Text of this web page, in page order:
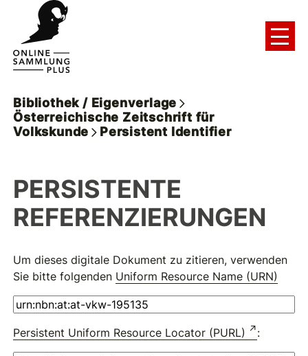
Bibliothek / Eigenverlage
Österreichische Zeitschrift für
Volkskunde
Persistent Identifier
PERSISTENTE
REFERENZIERUNGEN
Um dieses digitale Dokument zu zitieren, verwenden
Sie bitte folgenden Uniform Resource Name (URN)
Persistent Uniform Resource Locator (PURL) :